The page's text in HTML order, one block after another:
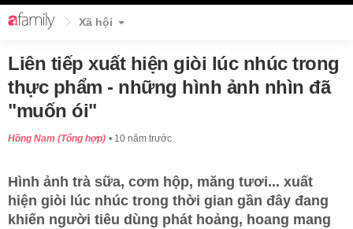
Xã hội
Liên tiếp xuất hiện giòi lúc nhúc trong
thực phẩm - những hình ảnh nhìn đã
"muốn ói"
Hồng Nam (Tổng hợp) 10 năm trước
Hình ảnh trà sữa, cơm hộp, măng tươi... xuất
hiện giòi lúc nhúc trong thời gian gần đây đang
khiến người tiêu dùng phát hoảng, hoang mang